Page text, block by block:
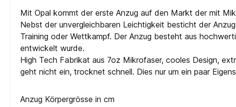
Mit Opal kommt der erste Anzug auf den Markt der mit
Nebst der unvergleichbaren Leichtigkeit besticht der
Training oder Wettkampf. Der Anzug besteht aus
entwickelt wurde.
High Tech Fabrikat aus 7oz Mikrofaser, cooles Design,
geht nicht ein, trocknet schnell. Dies nur um ein paar
Anzug Körpergrösse in cm